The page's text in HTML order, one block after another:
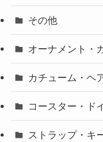
その他
オーナメント・
カチューム・ヘ
コースター・ド
ストラップ・キ